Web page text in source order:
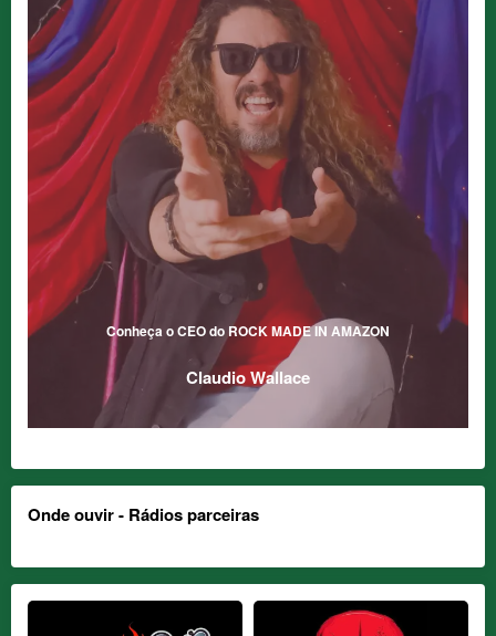
Conheça o CEO do ROCK MADE IN AMAZON
Claudio Wallace
Onde ouvir - Rádios parceiras